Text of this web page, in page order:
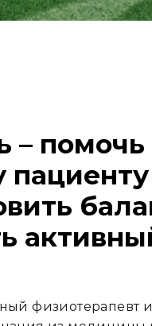
– помочь
пациенту
физиотерапевт